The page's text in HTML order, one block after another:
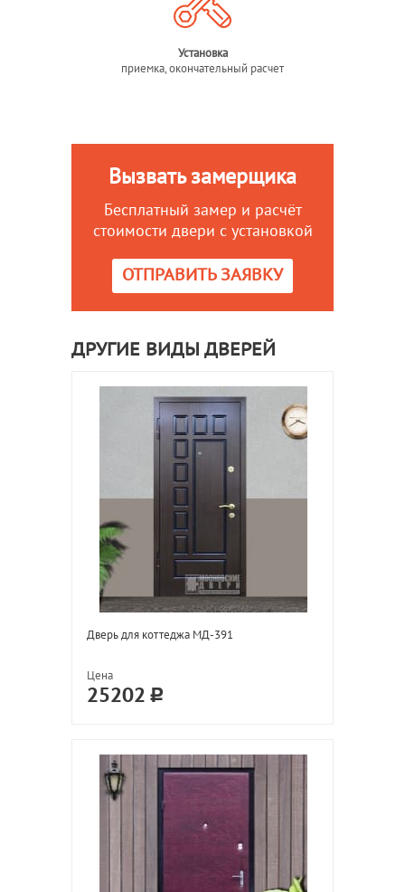
Установка
приемка, окончательный расчет
Вызвать замерщика
Бесплатный замер и расчёт
стоимости двери с установкой
ОТПРАВИТЬ ЗАЯВКУ
ДРУГИЕ ВИДЫ ДВЕРЕЙ
Дверь для коттеджа МД-391
Цена
25202